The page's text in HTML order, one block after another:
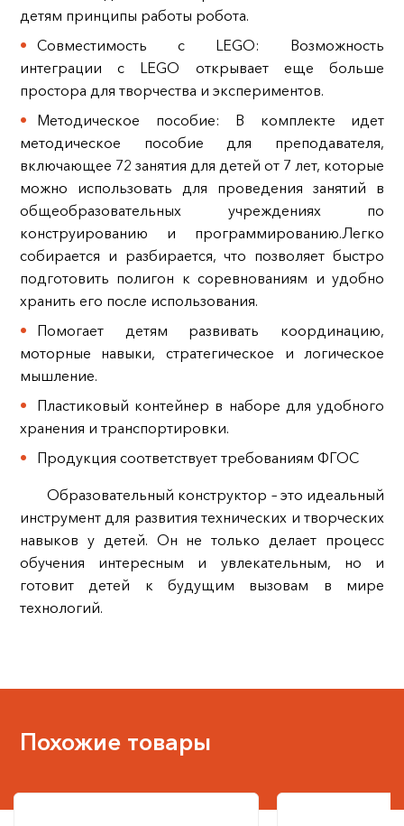
детям принципы работы робота.
Совместимость с LEGO: Возможность
интеграции с LEGO открывает еще больше
простора для творчества и экспериментов.
Методическое пособие: В комплекте идет
методическое пособие для преподавателя,
включающее 72 занятия для детей от 7 лет, которые
можно использовать для проведения занятий в
общеобразовательных учреждениях по
конструированию и программированию.Легко
собирается и разбирается, что позволяет быстро
подготовить полигон к соревнованиям и удобно
хранить его после использования.
Помогает детям развивать координацию,
моторные навыки, стратегическое и логическое
мышление.
Пластиковый контейнер в наборе для удобного
хранения и транспортировки.
Продукция соответствует требованиям ФГОС
Образовательный конструктор – это идеальный
инструмент для развития технических и творческих
навыков у детей. Он не только делает процесс
обучения интересным и увлекательным, но и
готовит детей к будущим вызовам в мире
технологий.
Похожие товары